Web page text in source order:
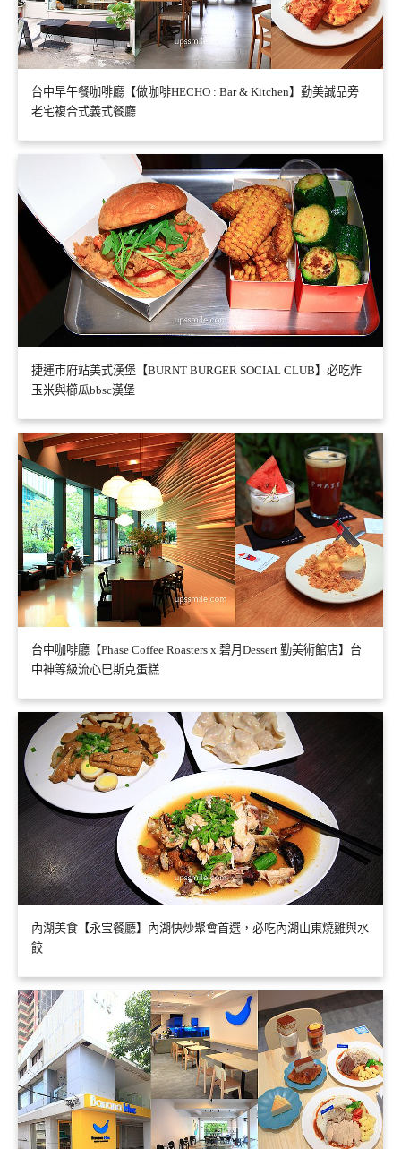
台中早午餐咖啡廳【做咖啡HECHO : Bar & Kitchen】勤美誠品旁
老宅複合式義式餐廳
捷運市府站美式漢堡【BURNT BURGER SOCIAL CLUB】必吃炸
玉米與櫛瓜bbsc漢堡
台中咖啡廳【Phase Coffee Roasters x 碧月Dessert 勤美術館店】台
中神等級流心巴斯克蛋糕
內湖美食【永宝餐廳】內湖快炒聚會首選，必吃內湖山東燒雞與水
餃